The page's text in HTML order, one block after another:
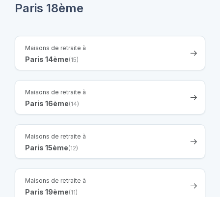
Paris 18ème
Maisons de retraite à
Paris 14ème(15)
Maisons de retraite à
Paris 16ème(14)
Maisons de retraite à
Paris 15ème(12)
Maisons de retraite à
Paris 19ème(11)